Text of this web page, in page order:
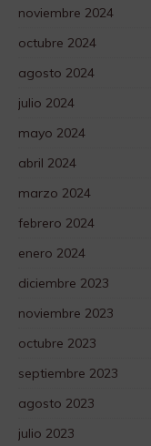
noviembre 2024
octubre 2024
agosto 2024
julio 2024
mayo 2024
abril 2024
marzo 2024
febrero 2024
enero 2024
diciembre 2023
noviembre 2023
octubre 2023
septiembre 2023
agosto 2023
julio 2023